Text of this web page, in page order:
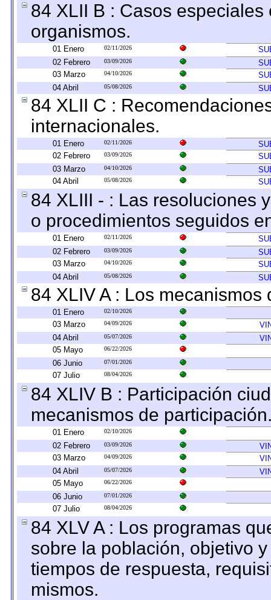
84 XLII B : Casos
organismos.
01 Enero 02/11/2026
02 Febrero
03/09/2026
03 Marzo
04/10/2026
04 Abril
05/08/2026
84 XLII C :
internacionales.
01 Enero 02/11/2026
02 Febrero
03/09/2026
03 Marzo
04/10/2026
04 Abril
05/08/2026
84 XLIII - : Las resoluciones
o procedimientos seguidos
01 Enero 02/11/2026
02 Febrero
03/09/2026
03 Marzo
04/10/2026
04 Abril
05/08/2026
84 XLIV A : Los
01 Enero 02/10/2026
03 Marzo 04/09/2026
04 Abril
05/07/2026
05 Mayo
06/22/2026
06 Junio 07/01/2026
07 Julio 08/04/2026
84 XLIV B : Participación
mecanismos de
01 Enero 02/10/2026
02 Febrero 03/09/2026
03 Marzo
04/09/2026
04 Abril
05/07/2026
05 Mayo
06/22/2026
06 Junio 07/01/2026
07 Julio 08/04/2026
84 XLV A : Los programas
sobre la población, objetivo
tiempos de respuesta,
mismos.